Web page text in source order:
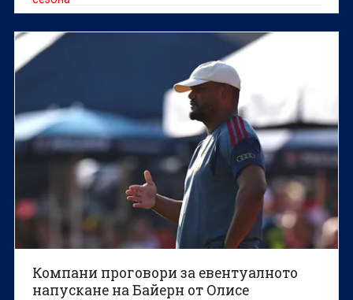
Компани проговори за евентуалното
напускане на Байерн от Олисе